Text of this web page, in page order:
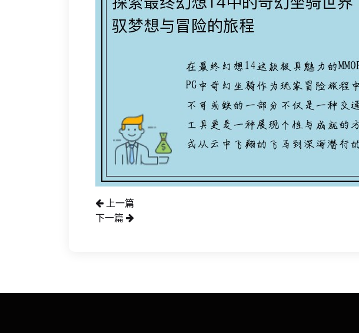
上一篇
下一篇